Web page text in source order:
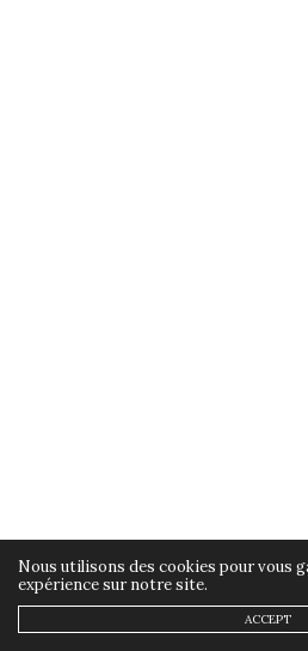
Nous utilisons des cookies pour vous
expérience sur notre site.
ACCEPT